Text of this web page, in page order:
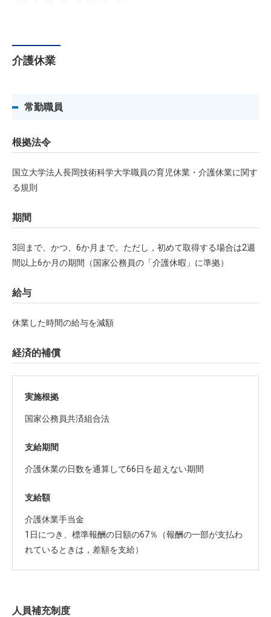
介護休業
常勤職員
根拠法令
国立大学法人長岡技術科学大学職員の育児休業・介護休業に関す
る規則
期間
3回まで、かつ、6か月まで。ただし，初めて取得する場合は2週
間以上6か月の期間（国家公務員の「介護休暇」に準拠）
給与
休業した時間の給与を減額
経済的補償
実施根拠
国家公務員共済組合法
支給期間
介護休業の日数を通算して66日を超えない期間
支給額
介護休業手当金
1日につき、標準報酬の日額の67％（報酬の一部が支払わ
れているときは，差額を支給）
人員補充制度